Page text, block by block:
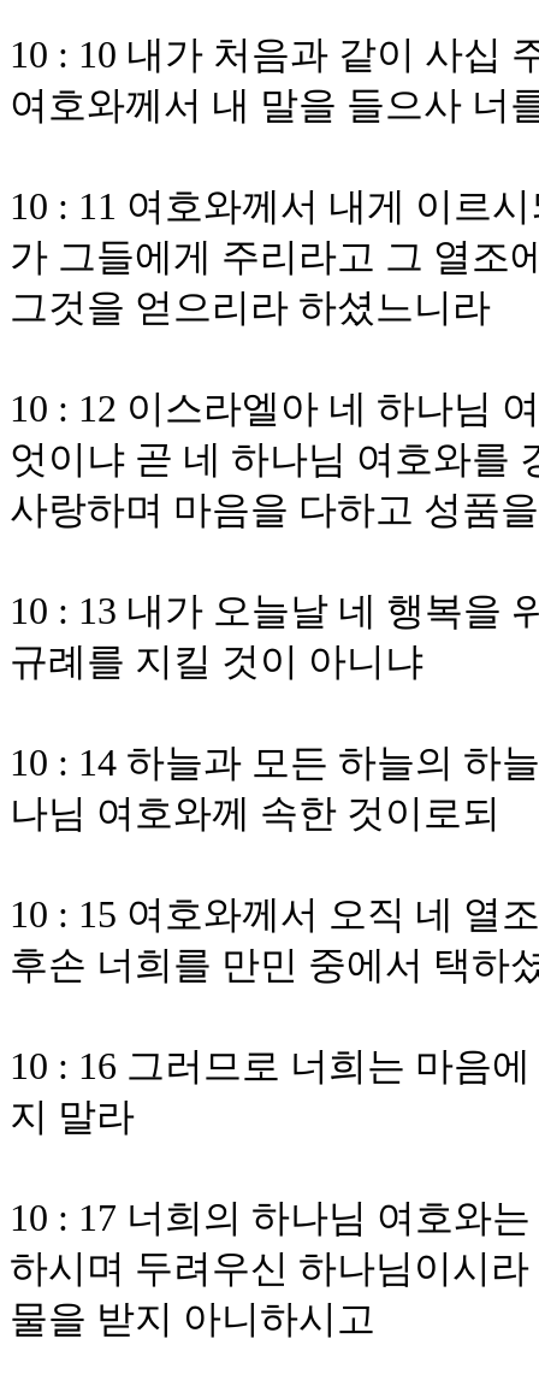
10 : 10 내가 처음과 같이 사십
여호와께서 내 말을 들으사 너
10 : 11 여호와께서 내게 이르
가 그들에게 주리라고 그 열조
그것을 얻으리라 하셨느니라
10 : 12 이스라엘아 네 하나님
엇이냐 곧 네 하나님 여호와를
사랑하며 마음을 다하고 성품
10 : 13 내가 오늘날 네 행복을
규례를 지킬 것이 아니냐
10 : 14 하늘과 모든 하늘의 하
나님 여호와께 속한 것이로되
10 : 15 여호와께서 오직 네 열
후손 너희를 만민 중에서 택하
10 : 16 그러므로 너희는 마음
지 말라
10 : 17 너희의 하나님 여호와
하시며 두려우신 하나님이시
물을 받지 아니하시고